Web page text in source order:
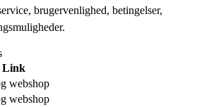
brugervenlighed, betingelser,
Link
webshop
webshop